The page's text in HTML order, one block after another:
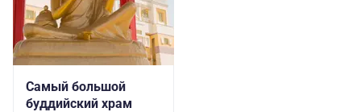
Самый большой
буддийский храм